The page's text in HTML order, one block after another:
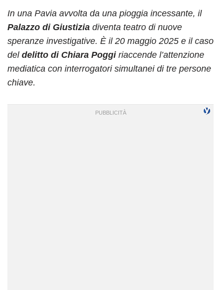
In una Pavia avvolta da una pioggia incessante, il
Palazzo di Giustizia diventa teatro di nuove
speranze investigative. È il 20 maggio 2025 e il caso
del delitto di Chiara Poggiriaccende l’attenzione
mediatica con interrogatori simultanei di tre persone
chiave.